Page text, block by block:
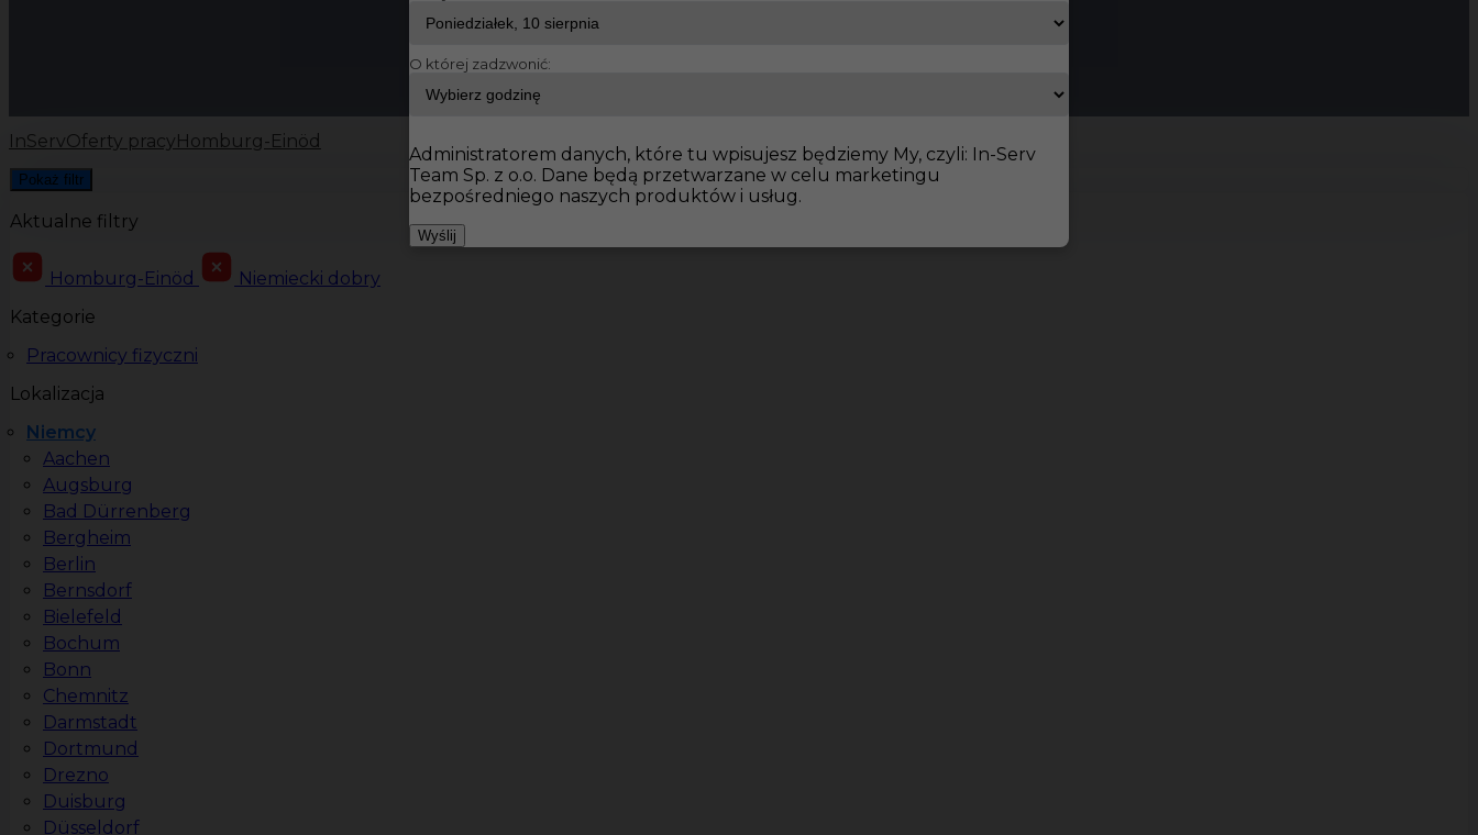
InServOferty pracy Homburg-Einöd
Pokaż filtr
Aktualne filtry
Homburg-Einöd
Niemiecki dobry
Kategorie
Pracownicy fizyczni
Lokalizacja
Niemcy
Aachen
Augsburg
Bad Dürrenberg
Bergheim
Berlin
Bernsdorf
Bielefeld
Bochum
Bonn
Chemnitz
Darmstadt
Dortmund
Drezno
Duisburg
Düsseldorf
O której zadzwonić:
Administratorem danych, które tu wpisujesz będziemy My, czyli: In-Serv
Team Sp. z o.o. Dane będą przetwarzane w celu marketingu
bezpośredniego naszych produktów i usług.
Wyślij